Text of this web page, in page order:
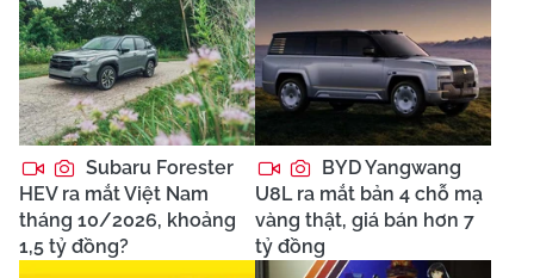
Subaru Forester
HEV ra mắt Việt Nam
tháng 10/2026, khoảng
1,5 tỷ đồng?
BYD Yangwang
U8L ra mắt bản 4 chỗ mạ
vàng thật, giá bán hơn 7
tỷ đồng